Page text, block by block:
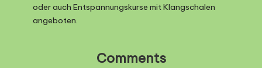
oder auch Entspannungskurse mit Klangschalen
angeboten.
Comments